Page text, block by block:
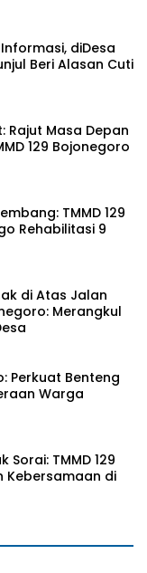
diDesa
Beri Alasan Cuti
Rajut Masa Depan
129 Bojonegoro
TMMD 129
Rehabilitasi 9
di Atas Jalan
Merangkul
Perkuat Benteng
Warga
Sorai: TMMD 129
Kebersamaan di